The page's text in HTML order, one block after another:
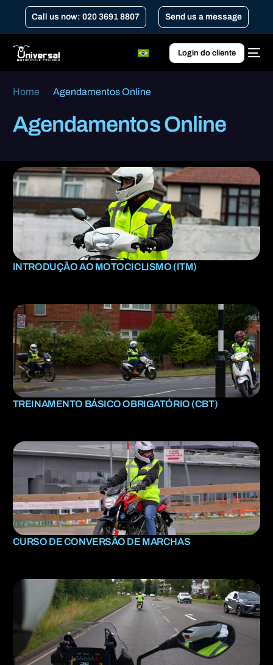
Call us now: 020 3691 8807 Send us a message
Login do cliente
Home Agendamentos Online
Agendamentos Online
INTRODUÇÃO AO MOTOCICLISMO (ITM)
TREINAMENTO BÁSICO OBRIGATÓRIO (CBT)
CURSO DE CONVERSÃO DE MARCHAS